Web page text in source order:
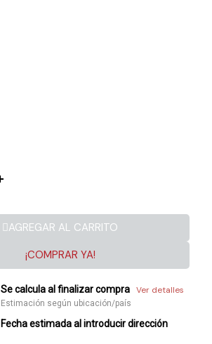
AGREGAR AL CARRITO
¡COMPRAR YA!
Se calcula al finalizar compra Ver detalles
Estimación según ubicación/país
Fecha estimada al introducir dirección